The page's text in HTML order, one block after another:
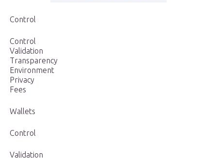
Control
Control
Validation
Transparency
Environment
Privacy
Fees
Wallets
Control
Validation